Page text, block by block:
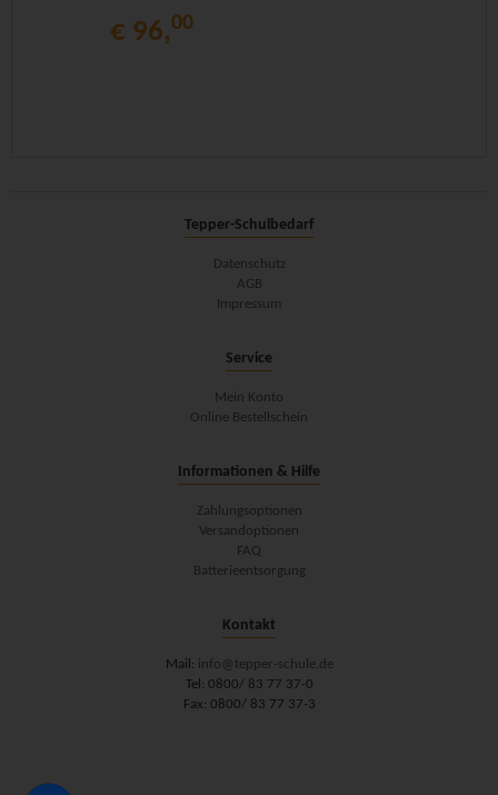
€ 96,00
Tepper-Schulbedarf
Datenschutz
AGB
Impressum
Service
Mein Konto
Online Bestellschein
Informationen & Hilfe
Zahlungsoptionen
Versandoptionen
FAQ
Batterieentsorgung
Kontakt
Mail: info@tepper-schule.de
Tel: 0800/ 83 77 37-0
Fax: 0800/ 83 77 37-3